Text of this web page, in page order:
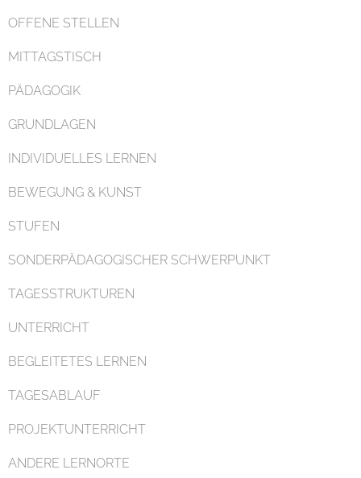
Organisation
OFFENE STELLEN
MITTAGSTISCH
PÄDAGOGIK
GRUNDLAGEN
INDIVIDUELLES LERNEN
BEWEGUNG & KUNST
STUFEN
SONDERPÄDAGOGISCHER SCHWERPUNKT
TAGESSTRUKTUREN
UNTERRICHT
BEGLEITETES LERNEN
TAGESABLAUF
PROJEKTUNTERRICHT
ANDERE LERNORTE